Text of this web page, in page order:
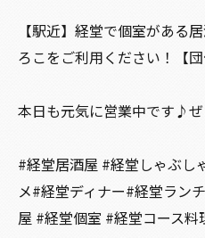
【駅近】経堂で個室がある
ろこをご利用ください！【
本日も元気に営業中です♪
#経堂居酒屋 #経堂しゃぶし
メ#経堂ディナー#経堂ラン
屋 #経堂個室 #経堂コース